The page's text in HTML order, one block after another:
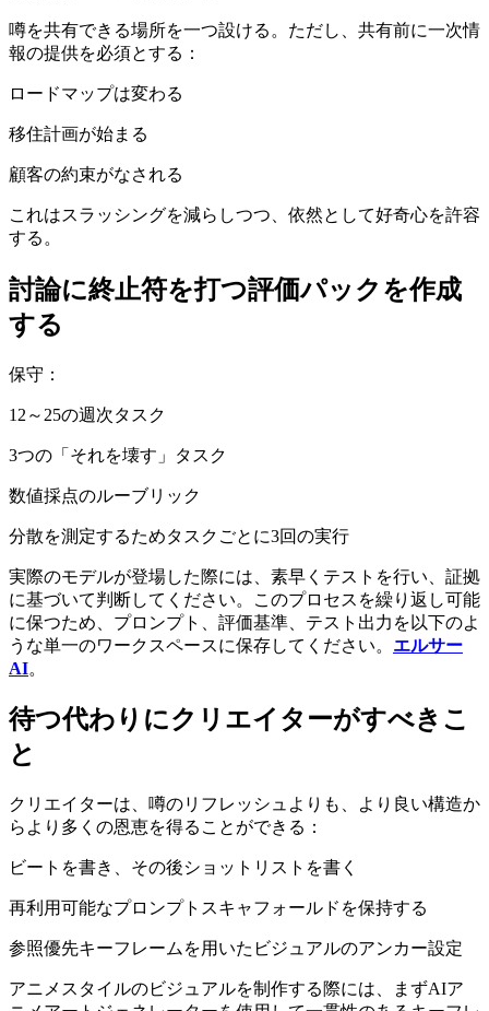
噂を共有できる場所を一つ設ける。ただし、共有前に一次情
報の提供を必須とする：
ロードマップは変わる
移住計画が始まる
顧客の約束がなされる
これはスラッシングを減らしつつ、依然として好奇心を許容
する。
討論に終止符を打つ評価パックを作成
する
保守：
12～25の週次タスク
3つの「それを壊す」タスク
数値採点のルーブリック
分散を測定するためタスクごとに3回の実行
実際のモデルが登場した際には、素早くテストを行い、証拠
に基づいて判断してください。このプロセスを繰り返し可能
に保つため、プロンプト、評価基準、テスト出力を以下のよ
うな単一のワークスペースに保存してください。 エルサー
AI。
待つ代わりにクリエイターがすべきこ
と
クリエイターは、噂のリフレッシュよりも、より良い構造か
らより多くの恩恵を得ることができる：
ビートを書き、その後ショットリストを書く
再利用可能なプロンプトスキャフォールドを保持する
参照優先キーフレームを用いたビジュアルのアンカー設定
アニメスタイルのビジュアルを制作する際には、まずAIア